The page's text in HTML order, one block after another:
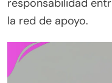
responsabilidad
la red de apoyo.